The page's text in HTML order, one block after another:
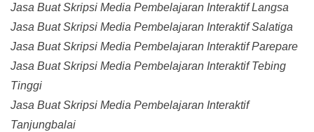
Jasa Buat Skripsi Media Pembelajaran Interaktif Langsa
Jasa Buat Skripsi Media Pembelajaran Interaktif Salatiga
Jasa Buat Skripsi Media Pembelajaran Interaktif Parepare
Jasa Buat Skripsi Media Pembelajaran Interaktif Tebing
Tinggi
Jasa Buat Skripsi Media Pembelajaran Interaktif
Tanjungbalai